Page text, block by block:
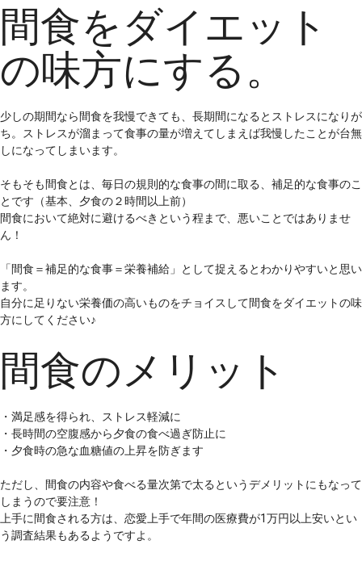
間食をダイエット
の味方にする。
少しの期間なら間食を我慢できても、長期間になるとストレスになりが
ち。ストレスが溜まって食事の量が増えてしまえば我慢したことが台無
しになってしまいます。
そもそも間食とは、毎日の規則的な食事の間に取る、補足的な食事のこ
とです（基本、夕食の２時間以上前）
間食において絶対に避けるべきという程まで、悪いことではありませ
ん！
「間食＝補足的な食事＝栄養補給」として捉えるとわかりやすいと思い
ます。
自分に足りない栄養価の高いものをチョイスして間食をダイエットの味
方にしてください♪
間食のメリット
・満足感を得られ、ストレス軽減に
・長時間の空腹感から夕食の食べ過ぎ防止に
・夕食時の急な血糖値の上昇を防ぎます
ただし、間食の内容や食べる量次第で太るというデメリットにもなって
しまうので要注意！
上手に間食される方は、恋愛上手で年間の医療費が1万円以上安いとい
う調査結果もあるようですよ。